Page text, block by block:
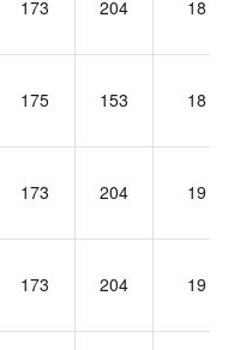
173 204 18
175 153 18
173 204 19
173 204 19